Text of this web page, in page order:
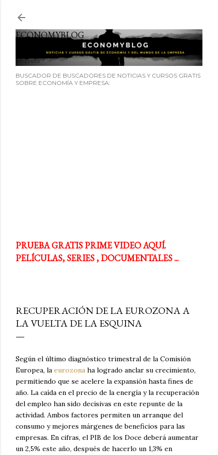
ECONOMYBLOG
Noticias y cursos GRATIS sobre economía y el mundo de la
empresa
BUSCADOR DE BUSCADORES DE NOTICIAS Y CURSOS GRATIS
SOBRE ECONOMÍA Y EMPRESA:
PRUEBA GRATIS PRIME VIDEO AQUÍ.
PELÍCULAS, SERIES , DOCUMENTALES ...
RECUPERACIÓN DE LA EUROZONA A
LA VUELTA DE LA ESQUINA
Según el último diagnóstico trimestral de la Comisión
Europea, la eurozona ha logrado anclar su crecimiento,
permitiendo que se acelere la expansión hasta fines de
año. La caída en el precio de la energía y la recuperación
del empleo han sido decisivas en este repunte de la
actividad. Ambos factores permiten un arranque del
consumo y mejores márgenes de beneficios para las
empresas. En cifras, el PIB de los Doce deberá aumentar
un 2,5% este año, después de hacerlo un 1,3% en